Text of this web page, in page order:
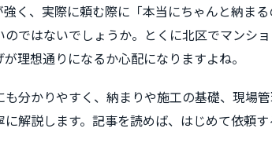
強く、実際に頼む際に「本当にちゃんと納ま
ではないでしょうか。とくに北区でマンシ
理想通りになるか心配になりますよね。
分かりやすく、納まりや施工の基礎、現場
解説します。記事を読めば、はじめて依頼